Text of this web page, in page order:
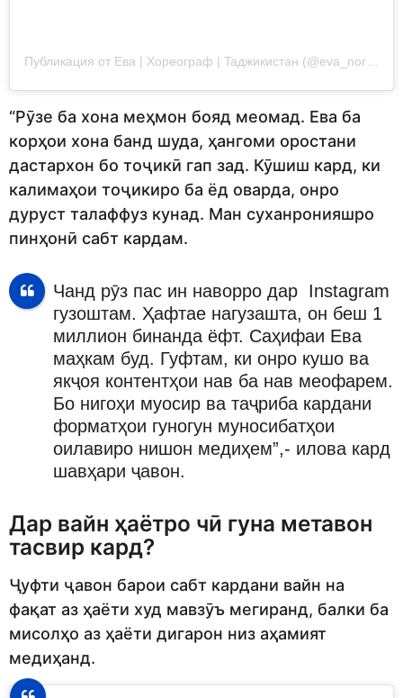
“Рӯзе ба хона меҳмон бояд меомад. Ева ба
корҳои хона банд шуда, ҳангоми оростани
дастархон бо тоҷикӣ гап зад. Кӯшиш кард, ки
калимаҳои тоҷикиро ба ёд оварда, онро
дуруст талаффуз кунад. Ман суханронияшро
пинҳонӣ сабт кардам.
Чанд рӯз пас ин наворро дар Instagram
гузоштам. Ҳафтае нагузашта, он беш 1
миллион бинанда ёфт. Саҳифаи Ева
маҳкам буд. Гуфтам, ки онро кушо ва
якҷоя контентҳои нав ба нав меофарем.
Бо нигоҳи муосир ва таҷриба кардани
форматҳои гуногун муносибатҳои
оилавиро нишон медиҳем”,- илова кард
шавҳари ҷавон.
Дар вайн ҳаётро чӣ гуна метавон
тасвир кард?
Ҷуфти ҷавон барои сабт кардани вайн на
фақат аз ҳаёти худ мавзӯъ мегиранд, балки ба
мисолҳо аз ҳаёти дигарон низ аҳамият
медиҳанд.